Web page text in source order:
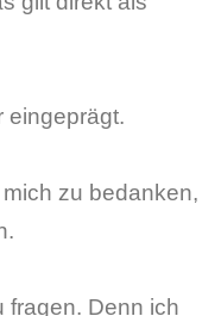
eingeprägt.
zu bedanken,
fragen. Denn ich